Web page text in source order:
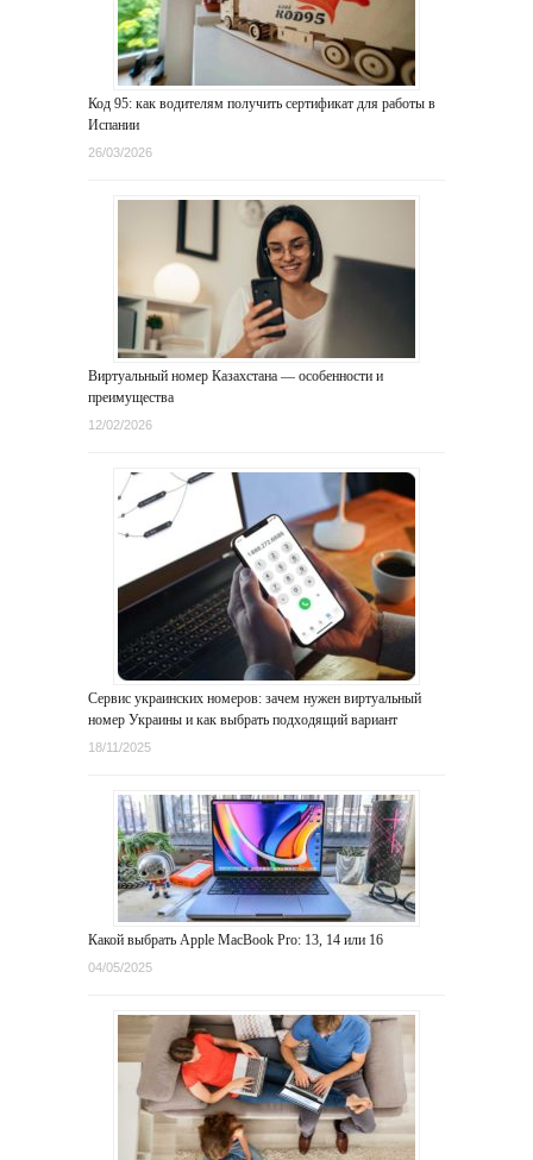
Код 95: как водителям получить сертификат для работы в
Испании
26/03/2026
Виртуальный номер Казахстана — особенности и
преимущества
12/02/2026
Сервис украинских номеров: зачем нужен виртуальный
номер Украины и как выбрать подходящий вариант
18/11/2025
Какой выбрать Apple MacBook Pro: 13, 14 или 16
04/05/2025